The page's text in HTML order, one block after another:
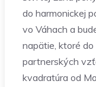
do harmonickej
vo Váhach a
napätie, ktoré do
partnerských
kvadratúra od